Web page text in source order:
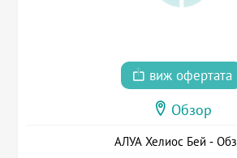
виж офертата
Обзор
АЛУА Хелиос Бей -